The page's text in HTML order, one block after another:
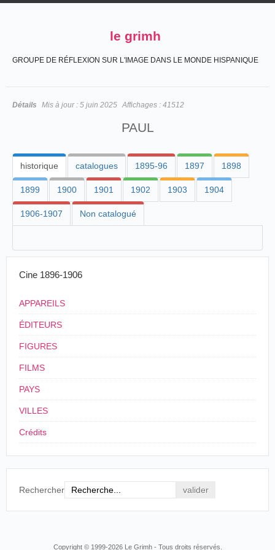
le grimh
GROUPE DE RÉFLEXION SUR L'IMAGE DANS LE MONDE HISPANIQUE
Détails Mis à jour : 5 juin 2025 Affichages : 41512
PAUL
historique catalogues 1895-96 1897 1898
1899 1900 1901 1902 1903 1904
1906-1907 Non catalogué
Cine 1896-1906
APPAREILS
ÉDITEURS
FIGURES
FILMS
PAYS
VILLES
Crédits
Rechercher
Copyright © 1999-2026 Le Grimh - Tous droits réservés.